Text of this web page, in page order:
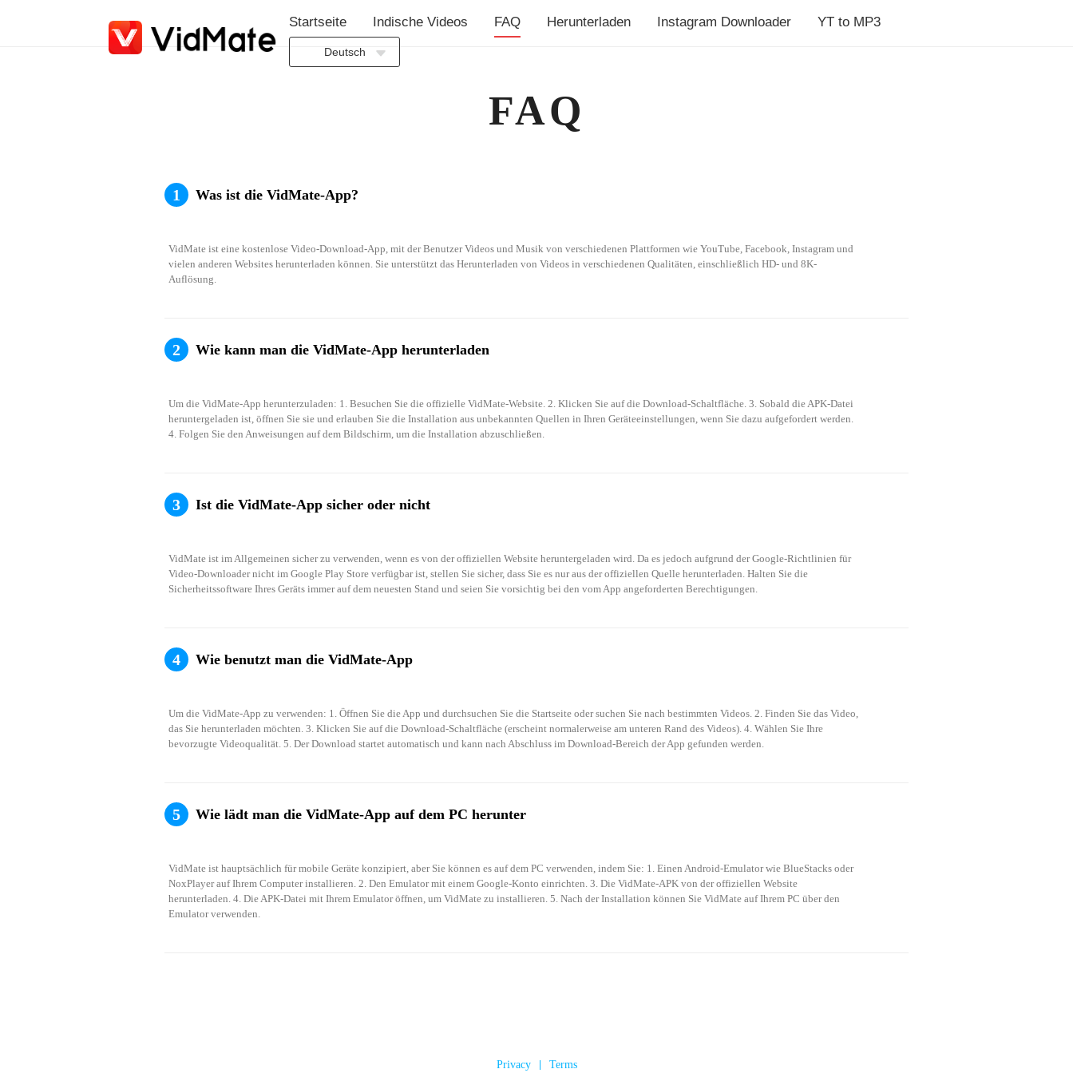
Startseite Indische Videos FAQ Herunterladen Instagram Downloader YT to MP3
Deutsch
Italiano
Русский
বাংলা
اُردُو
తెలుగు
Việt Nam
FAQ
1 Was ist die VidMate-App?
VidMate ist eine kostenlose Video-Download-App, mit der Benutzer Videos und Musik von verschiedenen Plattformen wie YouTube, Facebook, Instagram und
vielen anderen Websites herunterladen können. Sie unterstützt das Herunterladen von Videos in verschiedenen Qualitäten, einschließlich HD- und 8K-
Auflösung.
2 Wie kann man die VidMate-App herunterladen
Um die VidMate-App herunterzuladen: 1. Besuchen Sie die offizielle VidMate-Website. 2. Klicken Sie auf die Download-Schaltfläche. 3. Sobald die APK-Datei
heruntergeladen ist, öffnen Sie sie und erlauben Sie die Installation aus unbekannten Quellen in Ihren Geräteeinstellungen, wenn Sie dazu aufgefordert werden.
4. Folgen Sie den Anweisungen auf dem Bildschirm, um die Installation abzuschließen.
3 Ist die VidMate-App sicher oder nicht
VidMate ist im Allgemeinen sicher zu verwenden, wenn es von der offiziellen Website heruntergeladen wird. Da es jedoch aufgrund der Google-Richtlinien für
Video-Downloader nicht im Google Play Store verfügbar ist, stellen Sie sicher, dass Sie es nur aus der offiziellen Quelle herunterladen. Halten Sie die
Sicherheitssoftware Ihres Geräts immer auf dem neuesten Stand und seien Sie vorsichtig bei den vom App angeforderten Berechtigungen.
4 Wie benutzt man die VidMate-App
Um die VidMate-App zu verwenden: 1. Öffnen Sie die App und durchsuchen Sie die Startseite oder suchen Sie nach bestimmten Videos. 2. Finden Sie das Video,
das Sie herunterladen möchten. 3. Klicken Sie auf die Download-Schaltfläche (erscheint normalerweise am unteren Rand des Videos). 4. Wählen Sie Ihre
bevorzugte Videoqualität. 5. Der Download startet automatisch und kann nach Abschluss im Download-Bereich der App gefunden werden.
5 Wie lädt man die VidMate-App auf dem PC herunter
VidMate ist hauptsächlich für mobile Geräte konzipiert, aber Sie können es auf dem PC verwenden, indem Sie: 1. Einen Android-Emulator wie BlueStacks oder
NoxPlayer auf Ihrem Computer installieren. 2. Den Emulator mit einem Google-Konto einrichten. 3. Die VidMate-APK von der offiziellen Website
herunterladen. 4. Die APK-Datei mit Ihrem Emulator öffnen, um VidMate zu installieren. 5. Nach der Installation können Sie VidMate auf Ihrem PC über den
Emulator verwenden.
Privacy Terms